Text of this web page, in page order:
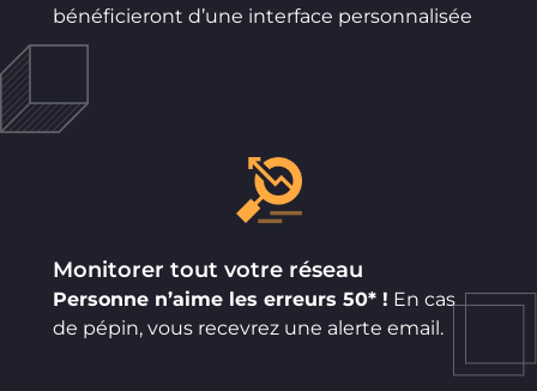
bénéficieront d’une interface personnalisée
Monitorer tout votre réseau
Personne n’aime les erreurs 50* ! En cas
de pépin, vous recevrez une alerte email.